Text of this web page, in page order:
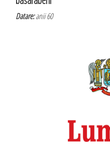
Datare:anii 60